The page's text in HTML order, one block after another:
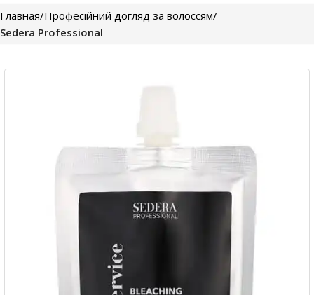
Главная Професійний догляд за волоссям
Sedera Professional